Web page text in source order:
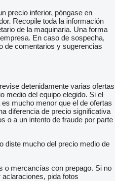
precio inferior, póngase en
Recopile toda la información
de la maquinaria. Una forma
En caso de sospecha,
de comentarios y sugerencias
detenidamente varias ofertas
medio del equipo elegido. Si el
mucho menor que el de ofertas
diferencia de precio significativa
o a un intento de fraude por parte
diste mucho del precio medio de
o mercancías con prepago. Si no
pida fotos